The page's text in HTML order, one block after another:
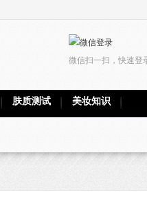
微信扫一扫，快速登
肤质测试 美妆知识